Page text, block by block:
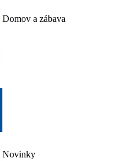
Domov a zábava
Novinky